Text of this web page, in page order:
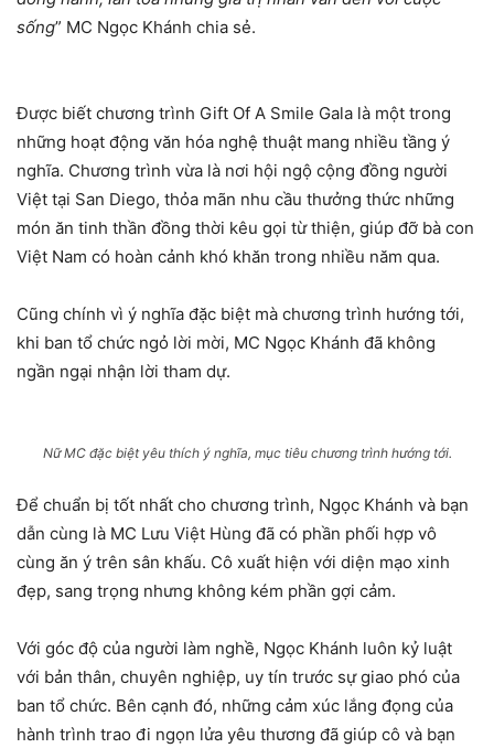
sống” MC Ngọc Khánh chia sẻ.
Được biết chương trình Gift Of A Smile Gala là một trong
những hoạt động văn hóa nghệ thuật mang nhiều tầng ý
nghĩa. Chương trình vừa là nơi hội ngộ cộng đồng người
Việt tại San Diego, thỏa mãn nhu cầu thưởng thức những
món ăn tinh thần đồng thời kêu gọi từ thiện, giúp đỡ bà con
Việt Nam có hoàn cảnh khó khăn trong nhiều năm qua.
Cũng chính vì ý nghĩa đặc biệt mà chương trình hướng tới,
khi ban tổ chức ngỏ lời mời, MC Ngọc Khánh đã không
ngần ngại nhận lời tham dự.
Nữ MC đặc biệt yêu thích ý nghĩa, mục tiêu chương trình hướng tới.
Để chuẩn bị tốt nhất cho chương trình, Ngọc Khánh và bạn
dẫn cùng là MC Lưu Việt Hùng đã có phần phối hợp vô
cùng ăn ý trên sân khấu. Cô xuất hiện với diện mạo xinh
đẹp, sang trọng nhưng không kém phần gợi cảm.
Với góc độ của người làm nghề, Ngọc Khánh luôn kỷ luật
với bản thân, chuyên nghiệp, uy tín trước sự giao phó của
ban tổ chức. Bên cạnh đó, những cảm xúc lắng đọng của
hành trình trao đi ngọn lửa yêu thương đã giúp cô và bạn